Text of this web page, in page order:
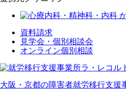
資料請求
見学会・個別相談会
オンライン個別相談
大阪・京都の障害者就労移行支援